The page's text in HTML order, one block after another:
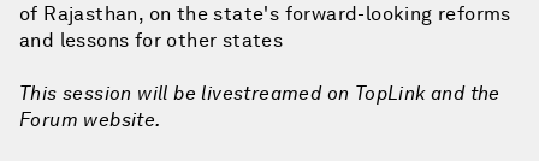
of Rajasthan, on the state's forward-looking reforms
and lessons for other states
This session will be livestreamed on TopLink and the
Forum website.